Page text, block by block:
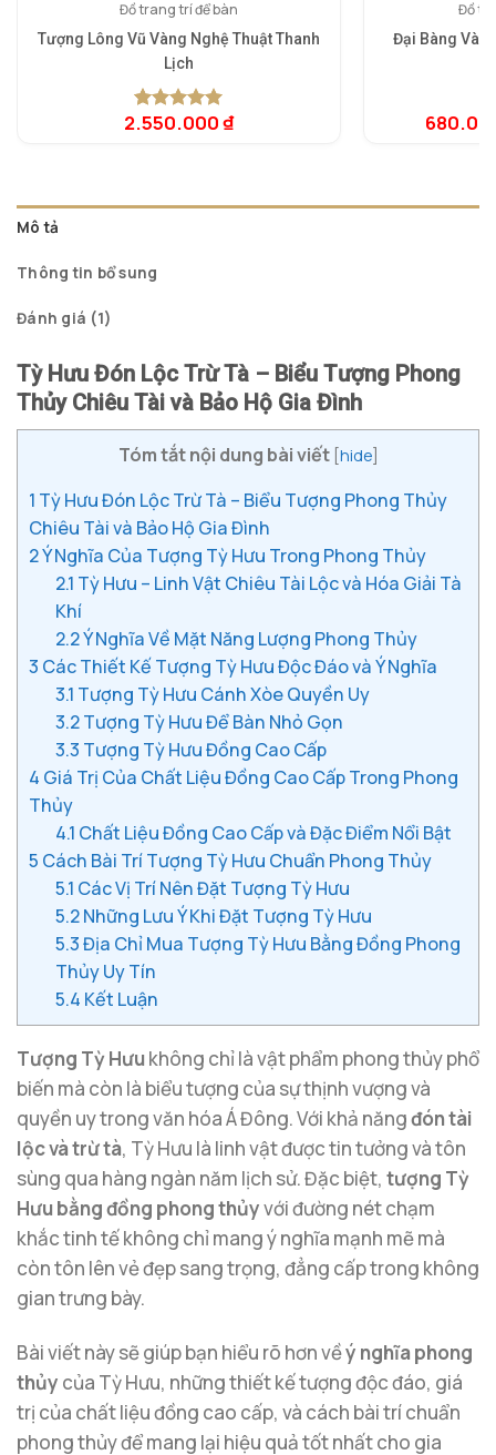
Đồ trang trí để bàn
Tượng Lông Vũ Vàng Nghệ Thuật Thanh
Lịch
5.00trên 5
1
2.550.000₫
Đồ
Đại Bàng
Mô tả
Thông tin bổ sung
Đánh giá (1)
Tỳ Hưu Đón Lộc Trừ Tà – Biểu Tượng Phong
Thủy Chiêu Tài và Bảo Hộ Gia Đình
Tóm tắt nội dung bài viết [hide]
1 Tỳ Hưu Đón Lộc Trừ Tà – Biểu Tượng Phong Thủy
Chiêu Tài và Bảo Hộ Gia Đình
2Ý Nghĩa Của Tượng Tỳ Hưu Trong Phong Thủy
2.1 Tỳ Hưu – Linh Vật Chiêu Tài Lộc và Hóa Giải Tà
Khí
2.2Ý Nghĩa Về Mặt Năng Lượng Phong Thủy
3 Các Thiết Kế Tượng Tỳ Hưu Độc Đáo và Ý Nghĩa
3.1 Tượng Tỳ Hưu Cánh Xòe Quyền Uy
3.2Tượng Tỳ Hưu Để Bàn Nhỏ Gọn
3.3 Tượng Tỳ Hưu Đồng Cao Cấp
4 Giá Trị Của Chất Liệu Đồng Cao Cấp Trong Phong
Thủy
4.1 Chất Liệu Đồng Cao Cấp và Đặc Điểm Nổi Bật
5 Cách Bài Trí Tượng Tỳ Hưu Chuẩn Phong Thủy
5.1 Các Vị Trí Nên Đặt Tượng Tỳ Hưu
5.2Những Lưu Ý Khi Đặt Tượng Tỳ Hưu
5.3Địa Chỉ Mua Tượng Tỳ Hưu Bằng Đồng Phong
Thủy Uy Tín
5.4 Kết Luận
Tượng Tỳ Hưukhông chỉ là vật phẩm phong thủy phổ
biến mà còn là biểu tượng của sự thịnh vượng và
quyền uy trong văn hóa Á Đông. Với khả năngđón tài
lộc và trừ tà, Tỳ Hưu là linh vật được tin tưởng và tôn
sùng qua hàng ngàn năm lịch sử. Đặc biệt, tượng Tỳ
Hưu bằng đồng phong thủyvới đường nét chạm
khắc tinh tế không chỉ mang ý nghĩa mạnh mẽ mà
còn tôn lên vẻ đẹp sang trọng, đẳng cấp trong không
gian trưng bày.
Bài viết này sẽ giúp bạn hiểu rõ hơn vềý nghĩa phong
thủy của Tỳ Hưu, những thiết kế tượng độc đáo, giá
trị của chất liệu đồng cao cấp, và cách bài trí chuẩn
phong thủy để mang lại hiệu quả tốt nhất cho gia